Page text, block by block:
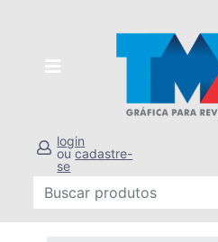
login
oucadastre-
se